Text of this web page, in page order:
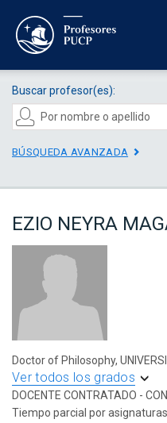
Buscar profesor(es):
BÚSQUEDA AVANZADA
EZIO NEYRA
Doctor of Philosophy,
Ver todos los grados
DOCENTE CONTRATADO -
Tiempo parcial por